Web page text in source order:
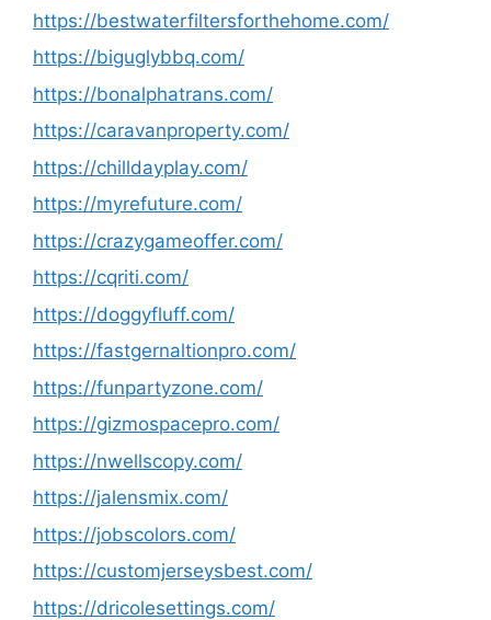
https://bestwaterfiltersforthehome.com/
https://biguglybbq.com/
https://bonalphatrans.com/
https://caravanproperty.com/
https://chilldayplay.com/
https://myrefuture.com/
https://crazygameoffer.com/
https://cqriti.com/
https://doggyfluff.com/
https://fastgernaltionpro.com/
https://funpartyzone.com/
https://gizmospacepro.com/
https://nwellscopy.com/
https://jalensmix.com/
https://jobscolors.com/
https://customjerseysbest.com/
https://dricolesettings.com/